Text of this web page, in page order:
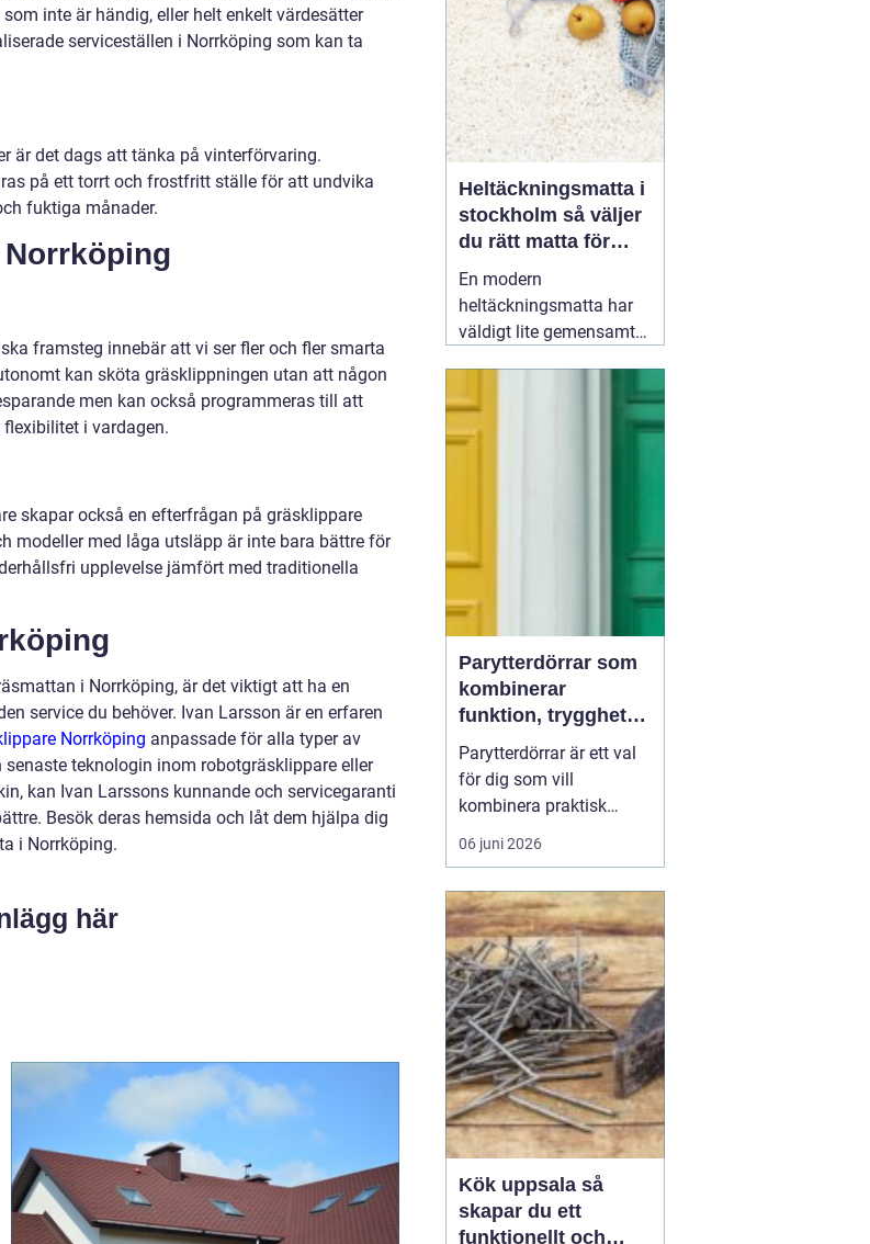
inte är händig, eller helt enkelt värdesätter
serviceställen i Norrköping som kan ta
är det dags att tänka på vinterförvaring.
på ett torrt och frostfritt ställe för att undvika
fuktiga månader.
framsteg innebär att vi ser fler och fler smarta
kan sköta gräsklippningen utan att någon
men kan också programmeras till att
i vardagen.
skapar också en efterfrågan på gräsklippare
modeller med låga utsläpp är inte bara bättre för
upplevelse jämfört med traditionella
i Norrköping, är det viktigt att ha en
service du behöver. Ivan Larsson är en erfaren
Norrköping anpassade för alla typer av
teknologin inom robotgräsklippare eller
kan Ivan Larssons kunnande och servicegaranti
Besök deras hemsida och låt dem hjälpa dig
i Norrköping.
här
Heltäckningsmatta i
stockholm så väljer
du rätt matta för
hem och kontor
En modern
heltäckningsmatta har
väldigt lite gemensamt
från 70- och 80-talet.
Dagens textilgolv är
2026
Parytterdörrar som
kombinerar
funktion, trygghet
och stil
Parytterdörrar är ett val
för dig som vill
kombinera praktisk
vardagsfunktion med en
välkomnande känsla
för huset. Parytterdörrar
ger en generös öppning,
släpper in mycket ljus
och förstärker husets
karaktär samtidigt som
de ...
06 juni 2026
Kök uppsala så
skapar du ett
funktionellt och